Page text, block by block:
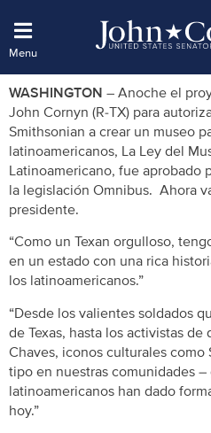
WASHINGTON – Anoche el
John Cornyn (R-TX) para
Smithsonian a crear un museo
latinoamericanos, La Ley del
Latinoamericano, fue aprobado
la legislación Omnibus. Ahora
presidente.
“Como un Texan orgulloso,
en un estado con una rica
los latinoamericanos.”
“Desde los valientes soldados
de Texas, hasta los activistas
Chaves, iconos culturales
tipo en nuestras comunidades
latinoamericanos han dado
hoy.”